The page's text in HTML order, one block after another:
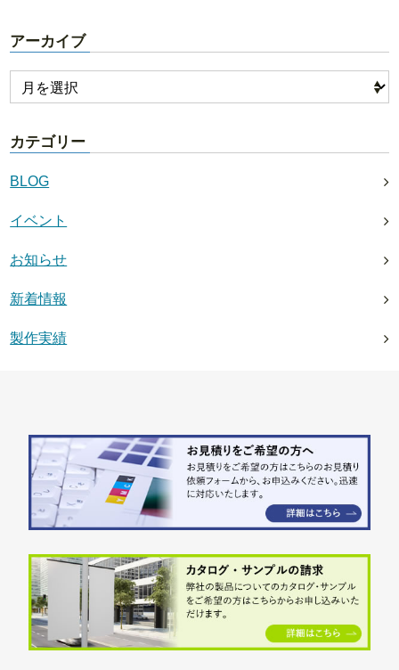
アーカイブ
カテゴリー
BLOG
イベント
お知らせ
新着情報
製作実績